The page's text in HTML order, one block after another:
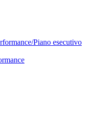
Piano esecutivo